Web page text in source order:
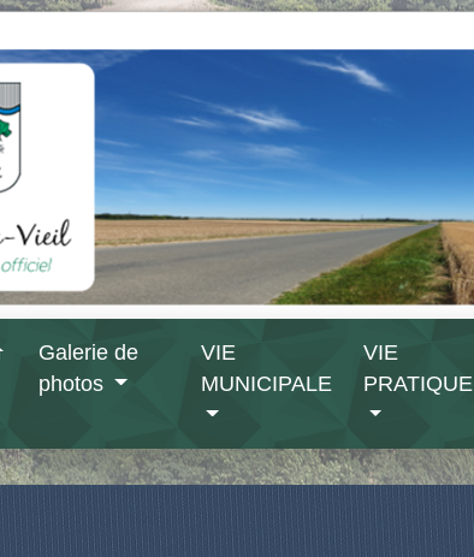
Galerie de
photos
VIE
MUNICIPALE
VIE
PRATIQUE